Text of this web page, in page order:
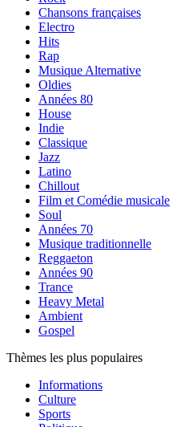
Chansons françaises
Electro
Hits
Rap
Musique Alternative
Oldies
Années 80
House
Indie
Classique
Jazz
Latino
Chillout
Film et Comédie musicale
Soul
Années 70
Musique traditionnelle
Reggaeton
Années 90
Trance
Heavy Metal
Ambient
Gospel
Thèmes les plus populaires
Informations
Culture
Sports